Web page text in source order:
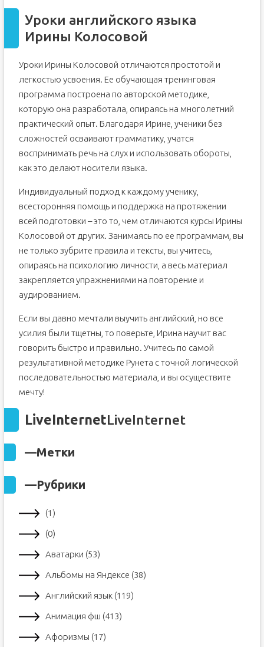
Уроки английского языка
Ирины Колосовой
Уроки Ирины Колосовой отличаются простотой и
легкостью усвоения. Ее обучающая тренинговая
программа построена по авторской методике,
которую она разработала, опираясь на многолетний
практический опыт. Благодаря Ирине, ученики без
сложностей осваивают грамматику, учатся
воспринимать речь на слух и использовать обороты,
как это делают носители языка.
Индивидуальный подход к каждому ученику,
всесторонняя помощь и поддержка на протяжении
всей подготовки – это то, чем отличаются курсы Ирины
Колосовой от других. Занимаясь по ее программам, вы
не только зубрите правила и тексты, вы учитесь,
опираясь на психологию личности, а весь материал
закрепляется упражнениями на повторение и
аудированием.
Если вы давно мечтали выучить английский, но все
усилия были тщетны, то поверьте, Ирина научит вас
говорить быстро и правильно. Учитесь по самой
результативной методике Рунета с точной логической
последовательностью материала, и вы осуществите
мечту!
LiveInternetLiveInternet
—Метки
—Рубрики
(1)
(0)
Аватарки (53)
Альбомы на Яндексе (38)
Английский язык (119)
Анимация фш (413)
Афоризмы (17)